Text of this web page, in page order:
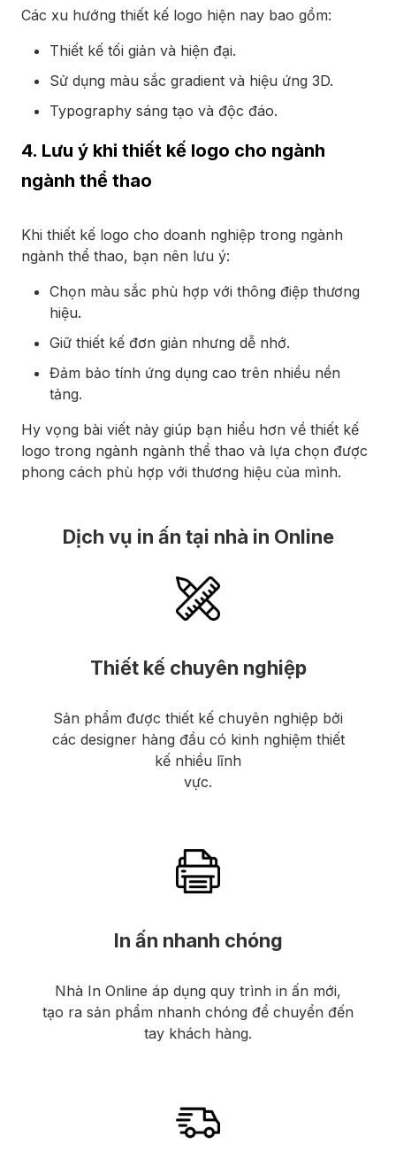
Các xu hướng thiết kế logo hiện nay bao gồm:
Thiết kế tối giản và hiện đại.
Sử dụng màu sắc gradient và hiệu ứng 3D.
Typography sáng tạo và độc đáo.
4. Lưu ý khi thiết kế logo cho ngành
ngành thể thao
Khi thiết kế logo cho doanh nghiệp trong ngành
ngành thể thao, bạn nên lưu ý:
Chọn màu sắc phù hợp với thông điệp thương
hiệu.
Giữ thiết kế đơn giản nhưng dễ nhớ.
Đảm bảo tính ứng dụng cao trên nhiều nền
tảng.
Hy vọng bài viết này giúp bạn hiểu hơn về thiết kế
logo trong ngành ngành thể thao và lựa chọn được
phong cách phù hợp với thương hiệu của mình.
Dịch vụ in ấn tại nhà in Online
Thiết kế chuyên nghiệp
Sản phẩm được thiết kế chuyên nghiệp bởi
các designer hàng đầu có kinh nghiệm thiết
kế nhiều lĩnh
vực.
In ấn nhanh chóng
Nhà In Online áp dụng quy trình in ấn mới,
tạo ra sản phẩm nhanh chóng để chuyển đến
tay khách hàng.